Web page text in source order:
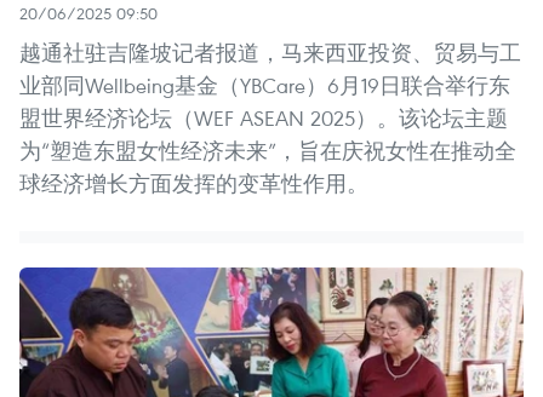
20/06/2025 09:50
越通社驻吉隆坡记者报道，马来西亚投资、贸易与工
业部同Wellbeing基金（YBCare）6月19日联合举行东
盟世界经济论坛（WEF ASEAN 2025）。该论坛主题
为“塑造东盟女性经济未来”，旨在庆祝女性在推动全
球经济增长方面发挥的变革性作用。